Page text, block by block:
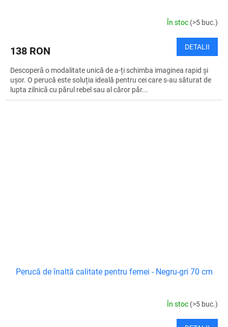
În stoc (>5 buc.)
138 RON DETALII
Descoperă o modalitate unică de a-ți schimba imaginea rapid și
ușor. O perucă este soluția ideală pentru cei care s-au săturat de
lupta zilnică cu părul rebel sau al căror păr...
Perucă de înaltă calitate pentru femei - Negru-gri 70 cm
În stoc (>5 buc.)